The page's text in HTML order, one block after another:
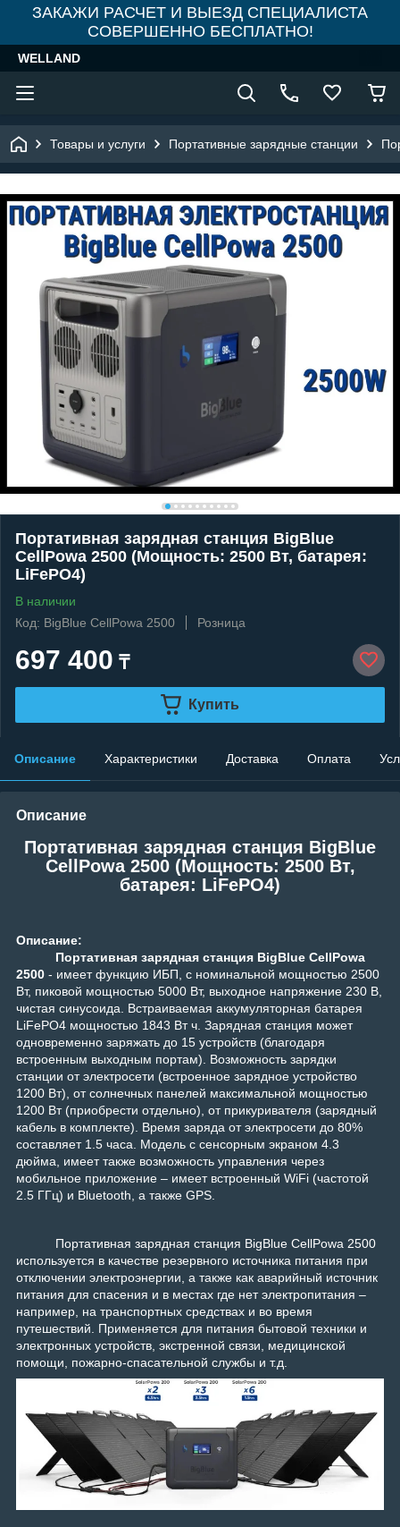
ЗАКАЖИ РАСЧЕТ И ВЫЕЗД СПЕЦИАЛИСТА
СОВЕРШЕННО БЕСПЛАТНО!
WELLAND
Товары и услуги Портативные зарядные станции
Портативная зарядная станция BigBlue
CellPowa 2500 (Мощность: 2500 Вт, батарея:
LiFePO4)
В наличии
Код: BigBlue CellPowa 2500
Розница
697 400 ₸
Купить
Описание Характеристики Доставка Оплата
Описание
Портативная зарядная станция BigBlue
CellPowa 2500 (Мощность: 2500 Вт,
батарея: LiFePO4)
Описание:
Портативная зарядная станция BigBlue CellPowa
2500 - имеет функцию ИБП, с номинальной мощностью 2500
Вт, пиковой мощностью 5000 Вт, выходное напряжение 230 В,
чистая синусоида. Встраиваемая аккумуляторная батарея
LiFePO4 мощностью 1843 Вт ч. Зарядная станция может
одновременно заряжать до 15 устройств (благодаря
встроенным выходным портам). Возможность зарядки
станции от электросети (встроенное зарядное устройство
1200 Вт), от солнечных панелей максимальной мощностью
1200 Вт (приобрести отдельно), от прикуривателя (зарядный
кабель в комплекте). Время заряда от электросети до 80%
составляет 1.5 часа. Модель с сенсорным экраном 4.3
дюйма, имеет также возможность управления через
мобильное приложение – имеет встроенный WiFi (частотой
2.5 ГГц) и Bluetooth, а также GPS.
Портативная зарядная станция BigBlue CellPowa 2500
используется в качестве резервного источника питания при
отключении электроэнергии, а также как аварийный источник
питания для спасения и в местах где нет электропитания –
например, на транспортных средствах и во время
путешествий. Применяется для питания бытовой техники и
электронных устройств, экстренной связи, медицинской
помощи, пожарно-спасательной службы и т.д.